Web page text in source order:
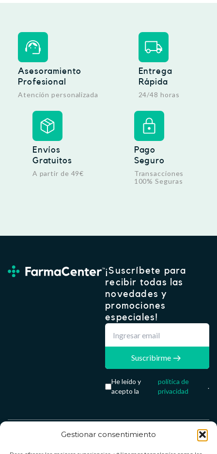
Gestionar consentimiento
Asesoramiento
Profesional
Atención personalizada
Entrega
Rápida
24/48 horas
Envíos
Gratuitos
A partir de 49€
Pago
Seguro
Transacciones
100% Seguras
¡Suscríbete para
recibir todas las
novedades y
promociones
especiales!
Suscribirme
He leído y
acepto la
política de
privacidad
.